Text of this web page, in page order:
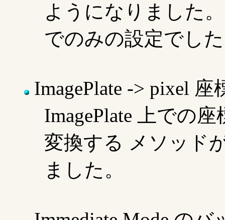
ようになりました
でのみの設定でし
ImagePlate -> pixel 座
ImagePlate 上での
変換する メソッド
ました。